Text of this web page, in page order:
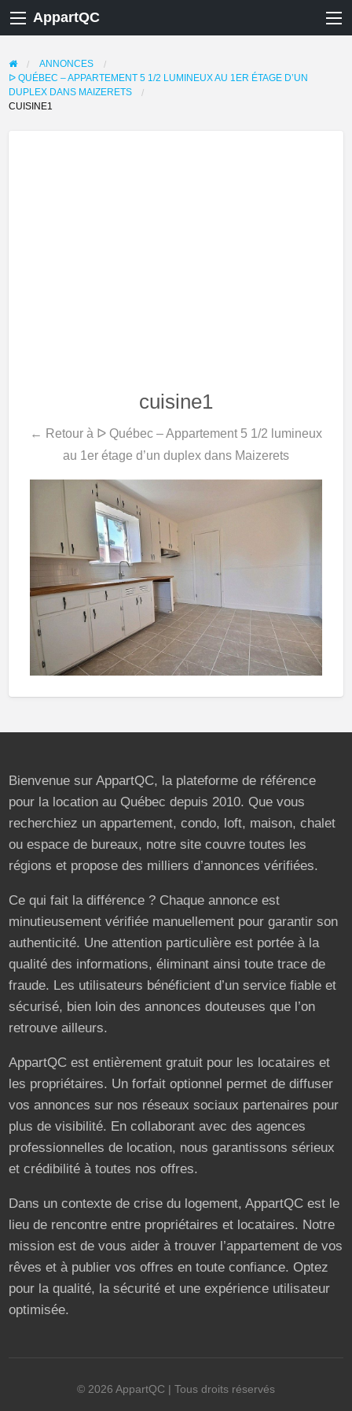
AppartQC
ANNONCES
ᐅ QUÉBEC – APPARTEMENT 5 1/2 LUMINEUX AU 1ER ÉTAGE D’UN
DUPLEX DANS MAIZERETS
CUISINE1
cuisine1
← Retour à ᐅ Québec – Appartement 5 1/2 lumineux
au 1er étage d’un duplex dans Maizerets
Bienvenue sur AppartQC, la plateforme de référence
pour la location au Québec depuis 2010. Que vous
recherchiez un appartement, condo, loft, maison, chalet
ou espace de bureaux, notre site couvre toutes les
régions et propose des milliers d’annonces vérifiées.
Ce qui fait la différence ? Chaque annonce est
minutieusement vérifiée manuellement pour garantir son
authenticité. Une attention particulière est portée à la
qualité des informations, éliminant ainsi toute trace de
fraude. Les utilisateurs bénéficient d’un service fiable et
sécurisé, bien loin des annonces douteuses que l’on
retrouve ailleurs.
AppartQC est entièrement gratuit pour les locataires et
les propriétaires. Un forfait optionnel permet de diffuser
vos annonces sur nos réseaux sociaux partenaires pour
plus de visibilité. En collaborant avec des agences
professionnelles de location, nous garantissons sérieux
et crédibilité à toutes nos offres.
Dans un contexte de crise du logement, AppartQC est le
lieu de rencontre entre propriétaires et locataires. Notre
mission est de vous aider à trouver l’appartement de vos
rêves et à publier vos offres en toute confiance. Optez
pour la qualité, la sécurité et une expérience utilisateur
optimisée.
© 2026 AppartQC | Tous droits réservés